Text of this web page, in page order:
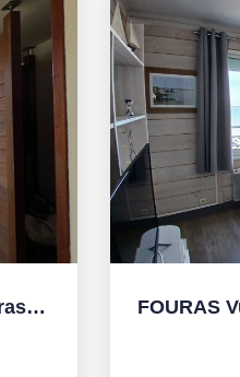
Appartement FOURAS T2 avec terrasse et jardin